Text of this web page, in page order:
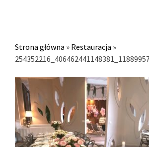
Strona główna » Restauracja »